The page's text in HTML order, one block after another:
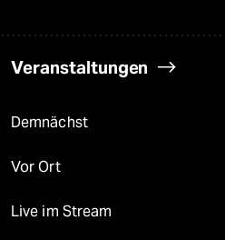
Veranstaltungen
Demnächst
Vor Ort
Live im Stream